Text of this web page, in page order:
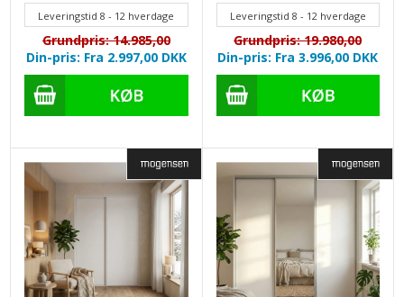
Leveringstid 8 - 12 hverdage
Grundpris: 14.985,00
Din-pris: Fra 2.997,00 DKK
Leveringstid 8 - 12 hverdage
Grundpris: 19.980,00
Din-pris: Fra 3.996,00 DKK